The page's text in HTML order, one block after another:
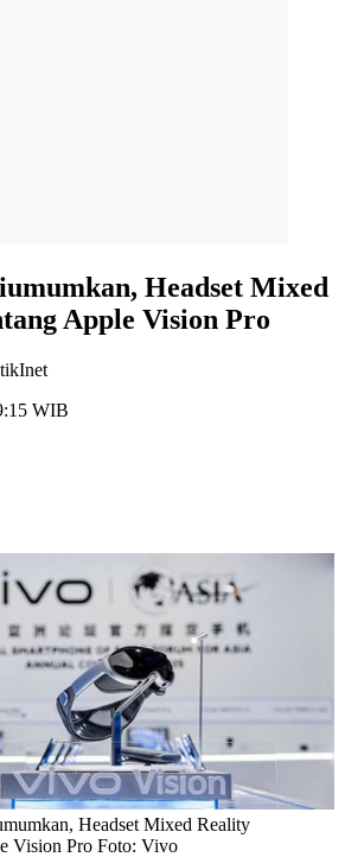
Headset Mixed
Apple Vision Pro
WIB
Headset Mixed Reality
Vision Pro Foto: Vivo